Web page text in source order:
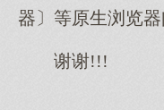
器〕等原生浏览器
谢谢!!!